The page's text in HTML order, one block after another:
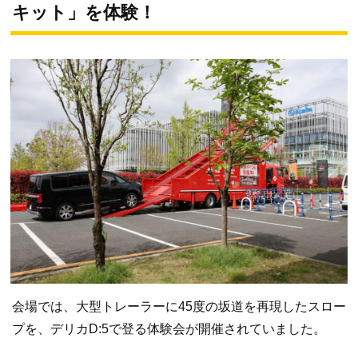
キット」を体験！
会場では、大型トレーラーに45度の坂道を再現したスロー
プを、デリカD:5で登る体験会が開催されていました。